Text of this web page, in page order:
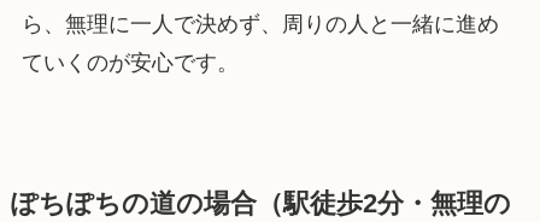
ら、無理に一人で決めず、周りの人と一緒に進め
ていくのが安心です。
ぽちぽちの道の場合（駅徒歩2分・無理の